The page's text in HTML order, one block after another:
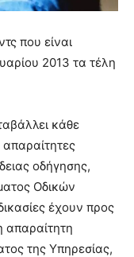
που είναι
2013 τα τέλη
κάθε
οδήγησης,
Οδικών
έχουν προς
απαραίτητη
της Υπηρεσίας,